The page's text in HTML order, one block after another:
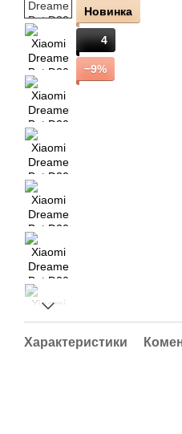
Новинка
4
−9%
Характеристики